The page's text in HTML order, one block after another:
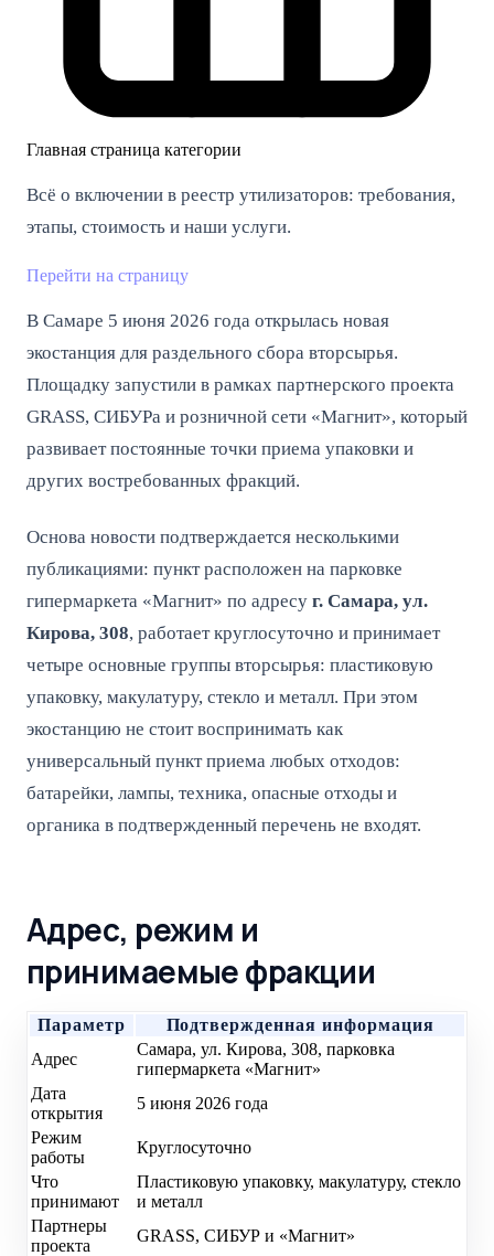
Главная страница категории
Всё о включении в реестр утилизаторов: требования,
этапы, стоимость и наши услуги.
Перейти на страницу
В Самаре 5 июня 2026 года открылась новая
экостанция для раздельного сбора вторсырья.
Площадку запустили в рамках партнерского проекта
GRASS, СИБУРа и розничной сети «Магнит», который
развивает постоянные точки приема упаковки и
других востребованных фракций.
Основа новости подтверждается несколькими
публикациями: пункт расположен на парковке
гипермаркета «Магнит» по адресу г. Самара, ул.
Кирова, 308, работает круглосуточно и принимает
четыре основные группы вторсырья: пластиковую
упаковку, макулатуру, стекло и металл. При этом
экостанцию не стоит воспринимать как
универсальный пункт приема любых отходов:
батарейки, лампы, техника, опасные отходы и
органика в подтвержденный перечень не входят.
Адрес, режим и
принимаемые фракции
Параметр
Подтвержденная информация
Адрес
Самара, ул. Кирова, 308, парковка
гипермаркета «Магнит»
Дата
открытия
5 июня 2026 года
Режим
работы
Круглосуточно
Что
принимают
Пластиковую упаковку, макулатуру, стекло
и металл
Партнеры
проекта
GRASS, СИБУР и «Магнит»